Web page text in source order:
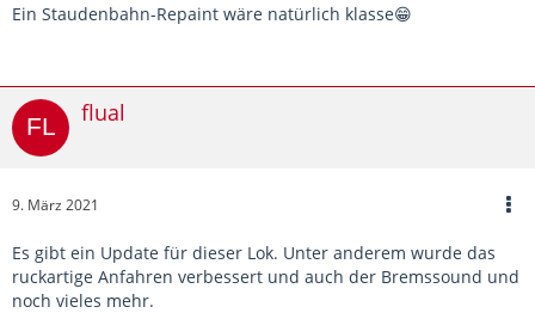
Ein Staudenbahn-Repaint wäre natürlich klasse😁
flual
9. März 2021
Es gibt ein Update für dieser Lok. Unter anderem wurde das
ruckartige Anfahren verbessert und auch der Bremssound und
noch vieles mehr.